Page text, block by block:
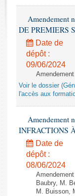
Rapports sur
Baromètre de
Dossiers
Questions
Amendement
DE PREMIERS
Date de
dépôt :
09/06/2024
Voir le dossier
l'accès aux
Amendement
INFRACTIONS
Date de
dépôt :
08/06/2024
Baubry, M.
M. Buisson,